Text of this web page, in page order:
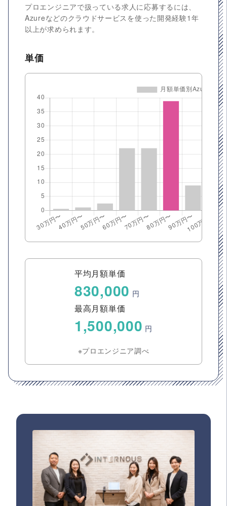
プロエンジニアで扱っている求人に応募するには、
Azureなどのクラウドサービスを使った開発経験1年
以上が求められます。
単価
平均月額単価
830,000 円
最高月額単価
1,500,000 円
※プロエンジニア調べ